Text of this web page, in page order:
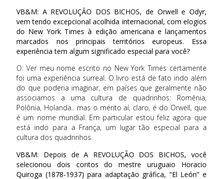
VB&M: A REVOLUÇÃO DOS BICHOS, de Orwell e Odyr,
vem tendo excepcional acolhida internacional, com elogios
do New York Times à edição americana e lançamentos
marcados nos principais territórios europeus. Essa
experiência tem algum significado especial para você?
O: Ver meu nome escrito no New York Times certamente
foi uma experiência surreal. O livro está de fato indo além
do que poderia imaginar, em países que geralmente não
associamos a uma cultura de quadrinhos: Romênia,
Polônia, Holanda.. mas o mérito aí, claro, é do Orwell, que
é um nome mundial. Em particular estou feliz agora que
está indo para a França, um lugar tão especial para a
cultura dos quadrinhos.
VB&M: Depois de A REVOLUÇÃO DOS BICHOS, você
selecionou dois contos do mestre uruguaio Horacio
Quiroga (1878-1937) para adaptação gráfica, “El León” e